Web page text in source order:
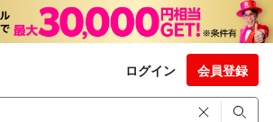
ログイン 会員登録